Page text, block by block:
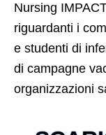
Nursing
riguardanti i
e studenti di
di campagne
organizzazioni